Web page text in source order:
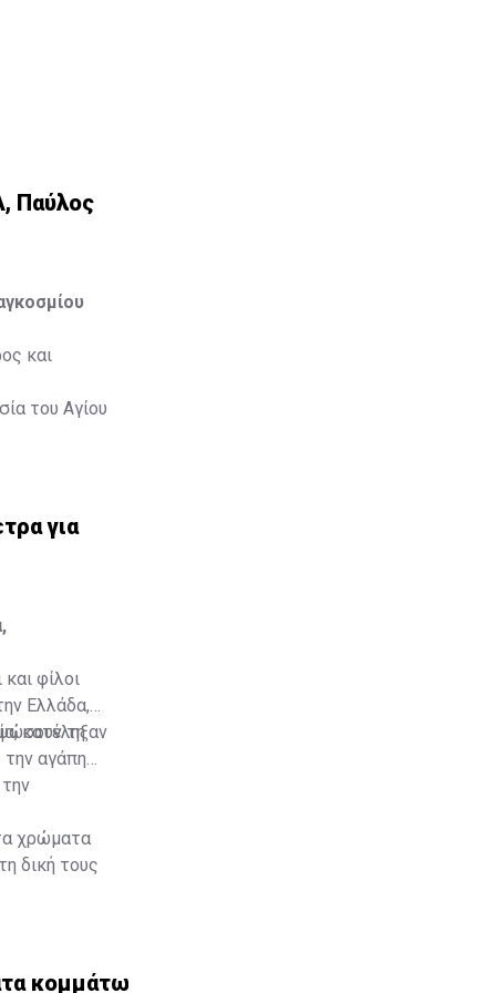
Παύλος
και
του Αγίου
για
φίλοι
Ελλάδα,
κατέληξαν
τη
αγάπη
χρώματα
δική τους
κομμάτων και ομάδων